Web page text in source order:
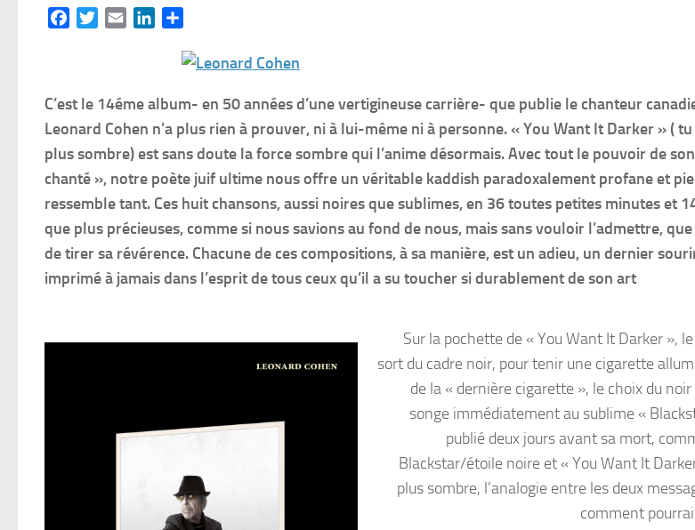
FacebookTwitterEmail LinkedIn
C’est le 14éme album- en 50 années d’une vertigineuse carrière- que publie le chanteur
Leonard Cohen n’a plus rien à prouver, ni à lui-même ni à personne. « You Want It Darker » (
plus sombre) est sans doute la force sombre qui l’anime désormais. Avec tout le pouvoir de
chanté », notre poète juif ultime nous offre un véritable kaddish paradoxalement profane et
ressemble tant. Ces huit chansons, aussi noires que sublimes, en 36 toutes petites minutes et
que plus précieuses, comme si nous savions au fond de nous, mais sans vouloir l’admettre,
de tirer sa révérence. Chacune de ces compositions, à sa manière, est un adieu, un dernier
imprimé à jamais dans l’esprit de tous ceux qu’il a su toucher si durablement de son art
Sur la pochette de « You Want It Darker »,
sort du cadre noir, pour tenir une cigarette
de la « dernière cigarette », le choix du
songe immédiatement au sublime «
publié deux jours avant sa mort,
Blackstar/étoile noire et « You Want It
plus sombre, l’analogie entre les deux
comment